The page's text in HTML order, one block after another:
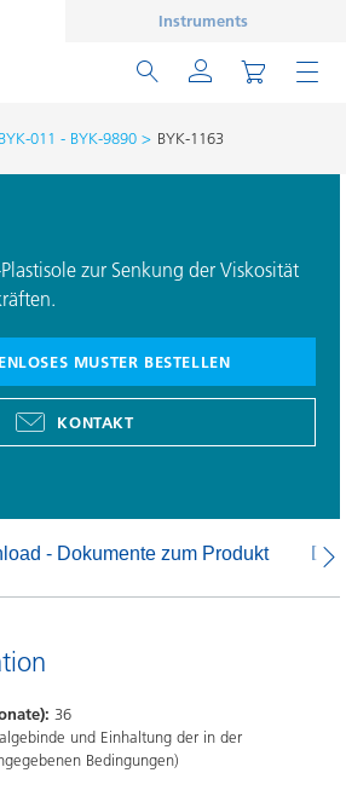
Instruments
BYK-011 - BYK-9890 BYK-1163
zur Senkung der Viskosität
MUSTER BESTELLEN
KONTAKT
- Dokumente zum Produkt
36
und Einhaltung der in der
Bedingungen)